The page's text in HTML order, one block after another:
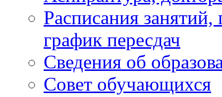
Расписания
график пересдач
Сведения об
Совет обучающихся